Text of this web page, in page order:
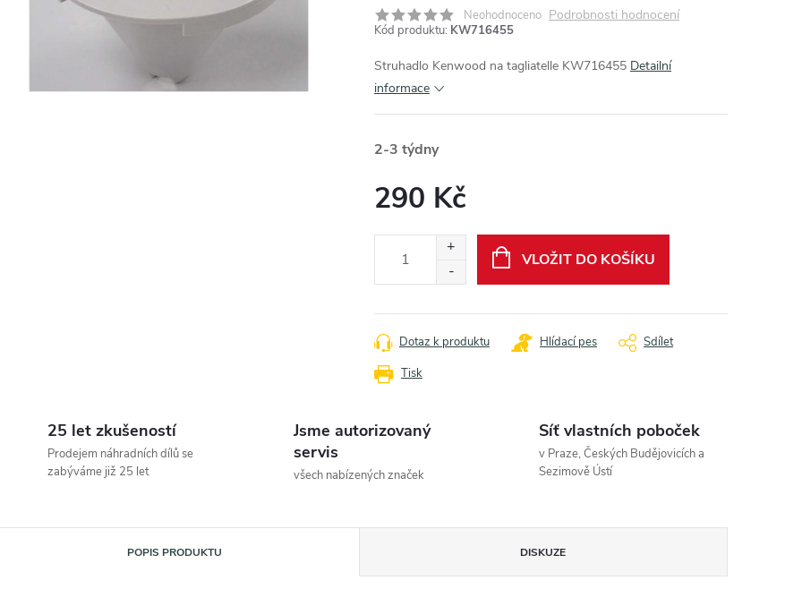
Neohodnoceno Podrobnosti hodnocení
Kód produktu: KW716455
Struhadlo Kenwood na tagliatelle KW716455 Detailní
informace
2-3 týdny
290 Kč
VLOŽIT DO KOŠÍKU
Tisk
Dotaz k produktu Hlídací pes Sdílet
25 let zkušeností
Prodejem náhradních dílů se
zabýváme již 25 let
Jsme autorizovaný
servis
všech nabízených značek
Síť vlastních poboček
v Praze, Českých Budějovicích a
Sezimově Ústí
POPIS PRODUKTU DISKUZE